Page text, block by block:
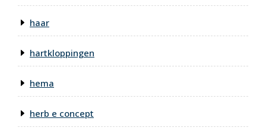
haar
hartkloppingen
hema
herb e concept